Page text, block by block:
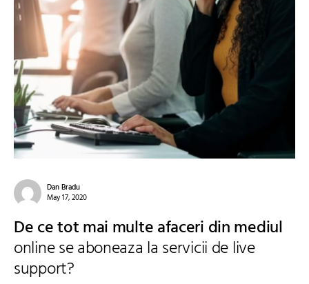
Dan Bradu
May 17, 2020
De ce tot mai multe afaceri din mediul
online se aboneaza la servicii de live
support?